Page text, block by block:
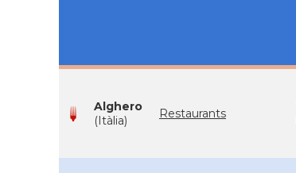
Alghero
(Itàlia)
Restaurants